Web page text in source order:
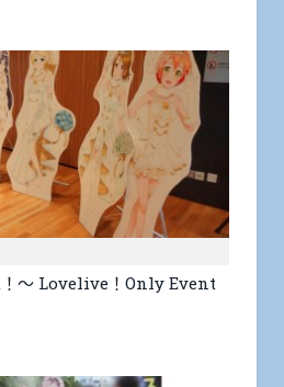
～ Lovelive！Only Event